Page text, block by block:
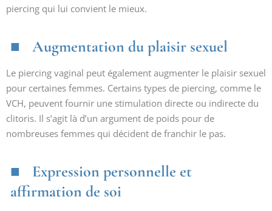
piercing qui lui convient le mieux.
Augmentation du plaisir sexuel
Le piercing vaginal peut également augmenter le plaisir sexuel
pour certaines femmes. Certains types de piercing, comme le
VCH, peuvent fournir une stimulation directe ou indirecte du
clitoris. Il s’agit là d’un argument de poids pour de
nombreuses femmes qui décident de franchir le pas.
Expression personnelle et
affirmation de soi